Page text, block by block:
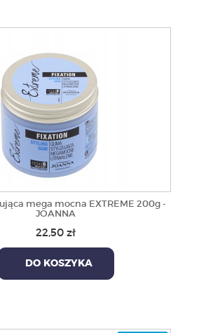
mega mocna EXTREME 200g -
JOANNA
22,50 zł
DO KOSZYKA